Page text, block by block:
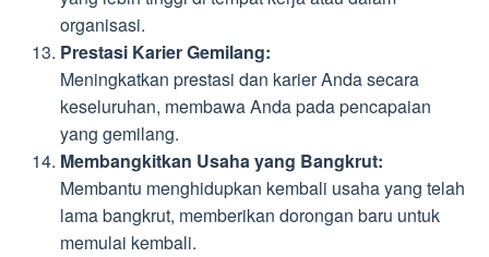
organisasi.
Prestasi Karier Gemilang:
Meningkatkan prestasi dan karier Anda secara
keseluruhan, membawa Anda pada pencapaian
yang gemilang.
Membangkitkan Usaha yang Bangkrut:
Membantu menghidupkan kembali usaha yang telah
lama bangkrut, memberikan dorongan baru untuk
memulai kembali.